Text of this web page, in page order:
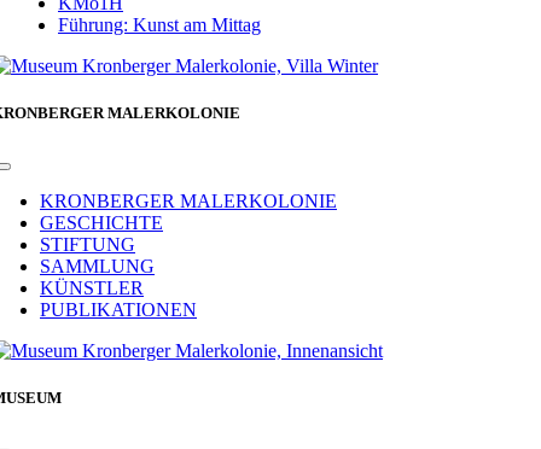
Führung: Kunst am Mittag
MALERKOLONIE
Toggle
NavigationKRONBERGER MALERKOLONIE
GESCHICHTE
STIFTUNG
SAMMLUNG
KÜNSTLER
PUBLIKATIONEN